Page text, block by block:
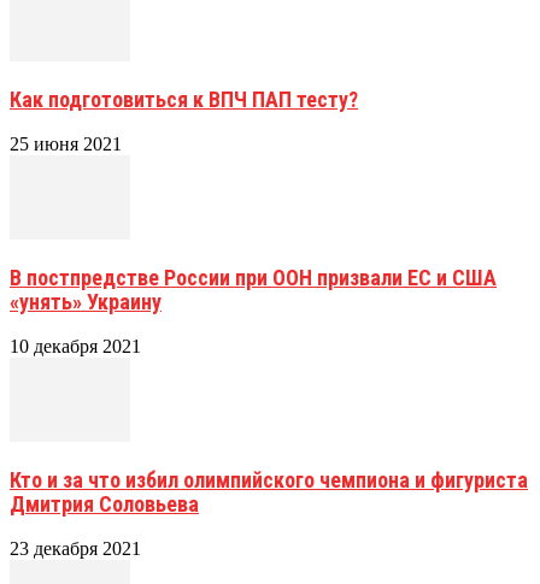
Как подготовиться к ВПЧ ПАП тесту?
25 июня 2021
В постпредстве России при ООН призвали ЕС и США
«унять» Украину
10 декабря 2021
Кто и за что избил олимпийского чемпиона и фигуриста
Дмитрия Соловьева
23 декабря 2021